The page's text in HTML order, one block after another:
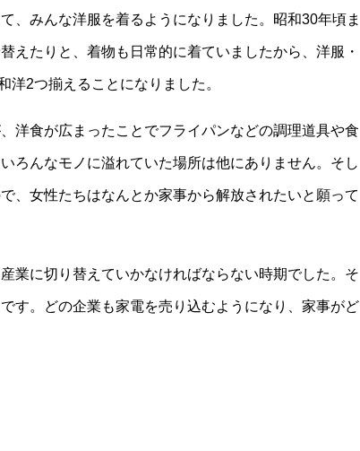
、みんな洋服を着るようになりました。昭和30年頃ま
えたりと、着物も日常的に着ていましたから、洋服・
洋2つ揃えることになりました。
洋食が広まったことでフライパンなどの調理道具や食
ろんなモノに溢れていた場所は他にありません。そし
、女性たちはなんとか家事から解放されたいと願って
業に切り替えていかなければならない時期でした。そ
す。どの企業も家電を売り込むようになり、家事がど